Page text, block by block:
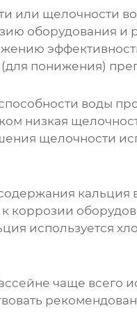
или щелочности
оборудования
понижения)
воды
низкая
щелочности
коррозии
используется
чаще всего